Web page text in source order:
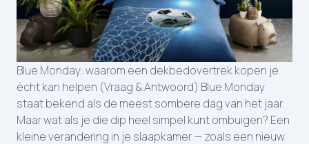
Blue Monday: waarom een dekbedovertrek kopen je
écht kan helpen (Vraag & Antwoord) Blue Monday
staat bekend als de meest sombere dag van het jaar.
Maar wat als je die dip heel simpel kunt ombuigen? Een
kleine verandering in je slaapkamer — zoals een nieuw